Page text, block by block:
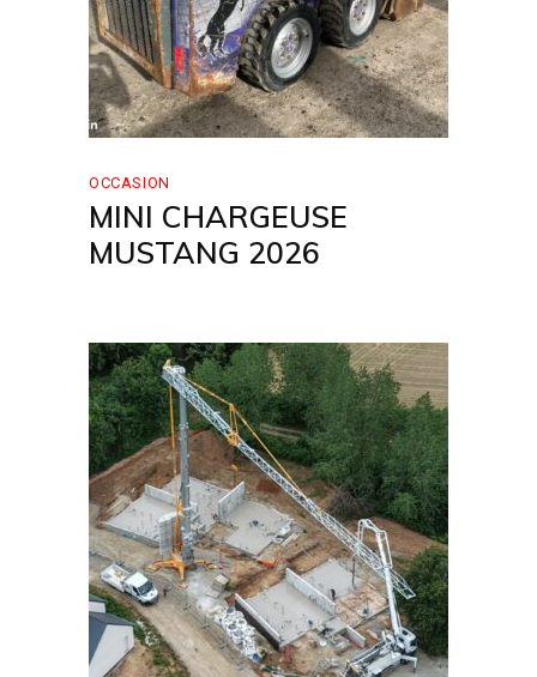
OCCASION
MINI CHARGEUSE
MUSTANG 2026